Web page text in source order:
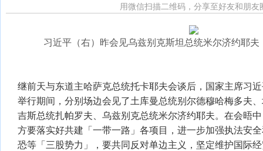
用微信扫描二维码，分享至好友和朋友
习近平（右）昨会见乌兹别克斯坦总统米尔济约耶
继前天与东道主哈萨克总统托卡耶夫会谈后，国家主席习
举行期间，分别场边会见了土库曼总统别尔德穆哈梅多夫
吉斯总统扎帕罗夫、乌兹别克总统米尔济约耶夫。在会晤
方要落实好共建「一带一路」各项目，进一步加强执法安
恐等「三股势力」，要共同反对单边主义，坚定维护国际